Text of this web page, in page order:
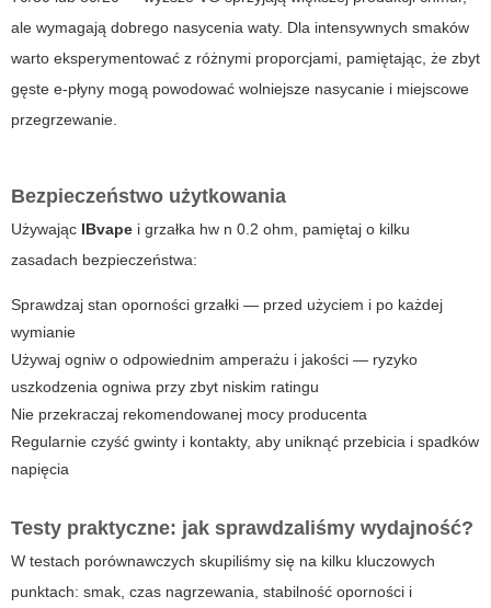
ale wymagają dobrego nasycenia waty. Dla intensywnych smaków
warto eksperymentować z różnymi proporcjami, pamiętając, że zbyt
gęste e-płyny mogą powodować wolniejsze nasycanie i miejscowe
przegrzewanie.
Bezpieczeństwo użytkowania
Używając IBvape i grzałka hw n 0.2 ohm, pamiętaj o kilku
zasadach bezpieczeństwa:
Sprawdzaj stan oporności grzałki — przed użyciem i po każdej
wymianie
Używaj ogniw o odpowiednim amperażu i jakości — ryzyko
uszkodzenia ogniwa przy zbyt niskim ratingu
Nie przekraczaj rekomendowanej mocy producenta
Regularnie czyść gwinty i kontakty, aby uniknąć przebicia i spadków
napięcia
Testy praktyczne: jak sprawdzaliśmy wydajność?
W testach porównawczych skupiliśmy się na kilku kluczowych
punktach: smak, czas nagrzewania, stabilność oporności i